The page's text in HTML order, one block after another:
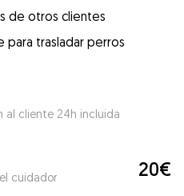
de otros clientes
para trasladar perros
al cliente 24h incluida
cuidador 20€